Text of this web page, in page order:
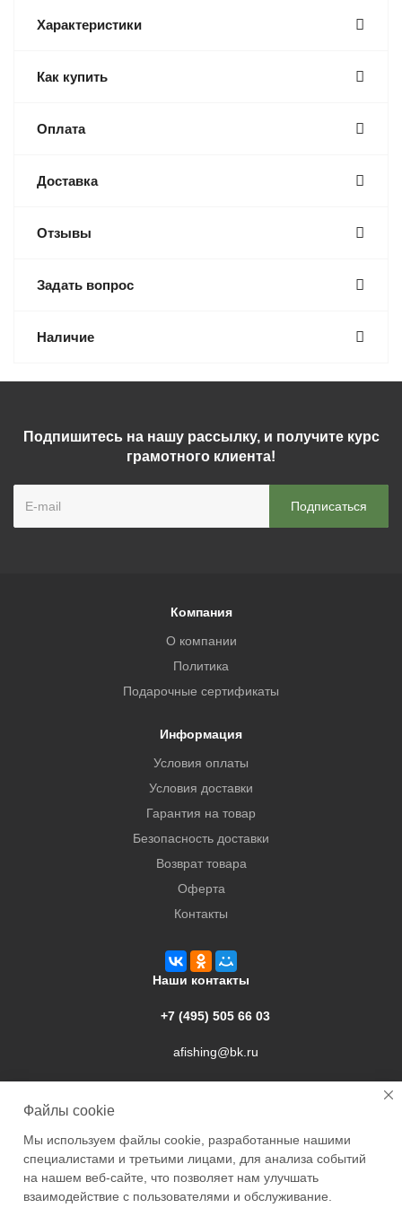
Характеристики
Как купить
Оплата
Доставка
Отзывы
Задать вопрос
Наличие
Подпишитесь на нашу рассылку, и получите курс
грамотного клиента!
Компания
О компании
Политика
Подарочные сертификаты
Информация
Условия оплаты
Условия доставки
Гарантия на товар
Безопасность доставки
Возврат товара
Оферта
Контакты
Наши контакты
+7 (495) 505 66 03
afishing@bk.ru
Файлы cookie
Мы используем файлы cookie, разработанные нашими
специалистами и третьими лицами, для анализа событий
на нашем веб-сайте, что позволяет нам улучшать
взаимодействие с пользователями и обслуживание.